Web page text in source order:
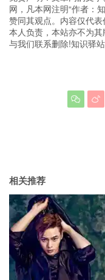
网，凡本网注明“作者：
赞同其观点。内容仅代
本人负责，本站亦不为
与我们联系删除!知识驿站
 
相关推荐